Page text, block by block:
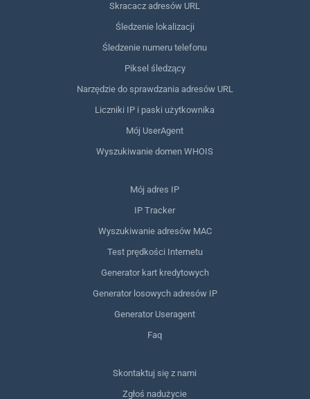
Skracacz adresów URL
Śledzenie lokalizacji
Śledzenie numeru telefonu
Piksel śledzący
Narzędzie do sprawdzania adresów URL
Liczniki IP i paski użytkownika
Mój UserAgent
Wyszukiwanie domen WHOIS
Mój adres IP
IP Tracker
Wyszukiwanie adresów MAC
Test prędkości Internetu
Generator kart kredytowych
Generator losowych adresów IP
Generator Useragent
Faq
Skontaktuj się z nami
Zgłoś nadużycie